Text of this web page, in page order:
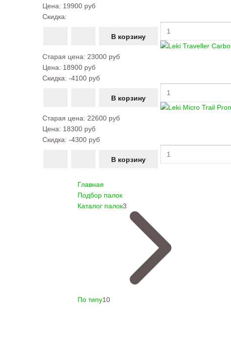
Цена: 19900 руб
Скидка:
Старая цена: 23000 руб
Цена: 18900 руб
Скидка: -4100 руб
Старая цена: 22600 руб
Цена: 18300 руб
Скидка: -4300 руб
Главная
Подбор палок
Каталог палок3
По типу10